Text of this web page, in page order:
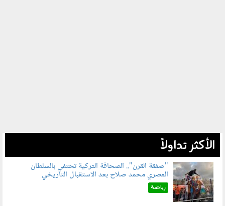
الأكثر تداولاً
070801.jpg
"صفقة القرن".. الصحافة التركية تحتفي بالسلطان
المصري محمد صلاح بعد الاستقبال التاريخي
رياضة